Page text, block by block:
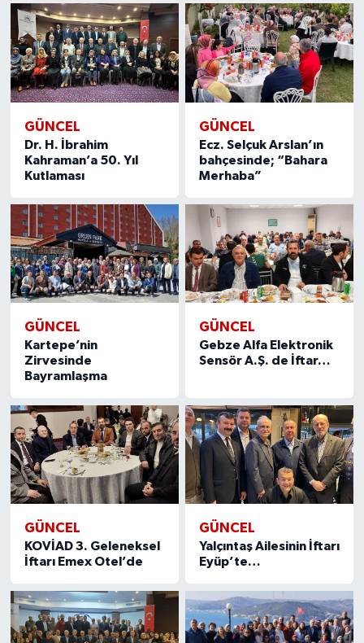
GÜNCEL
Dr. H. İbrahim
Kahraman’a 50. Yıl
Kutlaması
GÜNCEL
Ecz. Selçuk Arslan’ın
bahçesinde; “Bahara
Merhaba”
GÜNCEL
Kartepe’nin
Zirvesinde
Bayramlaşma
GÜNCEL
Gebze Alfa Elektronik
Sensör A.Ş. de İftar…
GÜNCEL
KOVİAD 3. Geleneksel
İftarı Emex Otel’de
GÜNCEL
Yalçıntaş Ailesinin İftarı
Eyüp’te…